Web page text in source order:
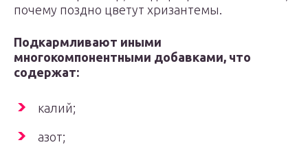
почему поздно цветут хризантемы.
Подкармливают иными
многокомпонентными добавками, что
содержат:
калий;
азот;